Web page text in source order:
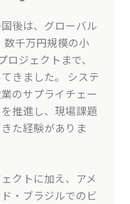
後は、グローバル
千万円規模の小
ジェクトまで、
きました。 システ
のサプライチェー
推進し、現場課題
た経験がありま
クトに加え、アメ
・ブラジルでのビ